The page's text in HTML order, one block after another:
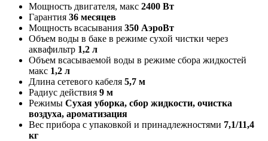
Мощность двигателя, макс 2400 Вт
Гарантия 36 месяцев
Мощность всасывания 350 АэроВт
Объем воды в баке в режиме сухой чистки через
аквафильтр 1,2 л
Объем всасываемой воды в режиме сбора жидкостей
макс 1,2 л
Длина сетевого кабеля 5,7 м
Радиус действия 9 м
Режимы Сухая уборка, сбор жидкости, очистка
воздуха, ароматизация
Вес прибора с упаковкой и принадлежностями 7,1/11,4
кг